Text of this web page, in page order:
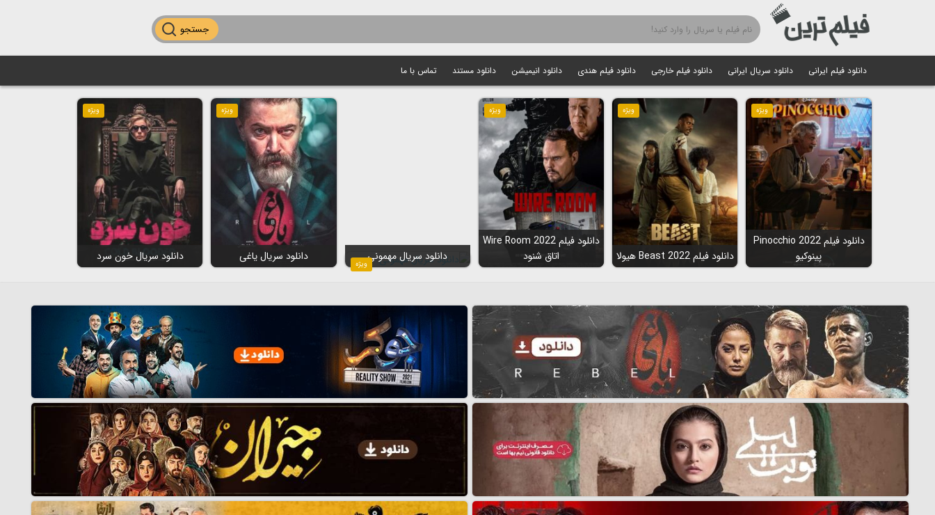
جستجو
دانلود فیلم ایرانی دانلود سریال ایرانی دانلود فیلم خارجی دانلود فیلم هندی دانلود انیمیشن دانلود مستند تماس با ما
ویژه
دانلود فیلم Pinocchio 2022
پینوکیو
ویژه
دانلود فیلم Beast 2022 هیولا
ویژه
دانلود فیلم Wire Room 2022
اتاق شنود
ویژه
دانلود سریال مهمونی
ویژه
دانلود سریال یاغی
ویژه
دانلود سریال خون سرد